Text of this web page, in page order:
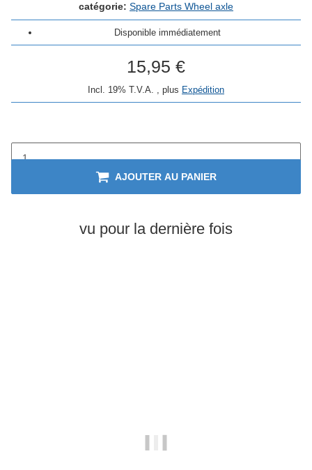
catégorie: Spare Parts Wheel axle
Disponible immédiatement
15,95 €
Incl. 19% T.V.A. , plus Expédition
AJOUTER AU PANIER
vu pour la dernière fois